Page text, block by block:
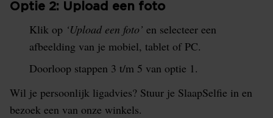
Optie 2: Upload een foto
Klik op ‘Upload een foto’ en selecteer een
afbeelding van je mobiel, tablet of PC.
Doorloop stappen 3 t/m 5 van optie 1.
Wil je persoonlijk ligadvies? Stuur je SlaapSelfie in en
bezoek een van onze winkels.